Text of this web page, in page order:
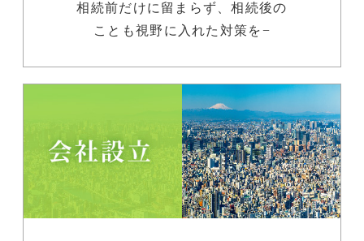
相続前だけに留まらず、相続後の
ことも視野に入れた対策を−